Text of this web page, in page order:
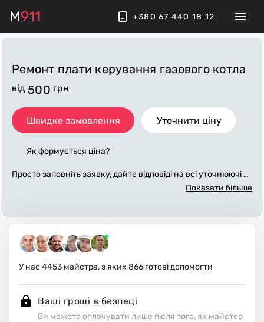
M911 +380 67 440 18 12
Ремонт плати керування газового котла
від 500 грн
Швидке замовлення Уточнити ціну
Як формується ціна?
Просто заповніть заявку, дайте відповіді на всі уточнюючі за
питання по «ремонт плати керування газового котла». Ми
еріали. Виконавці стежать за чистотою та прибирають робо
че місце.
Показати більше
У нас 4453 майстра, з яких 866 готові допомогти
Ваші гроші в безпеці
Ви можете оплачувати лише після того, як майстер